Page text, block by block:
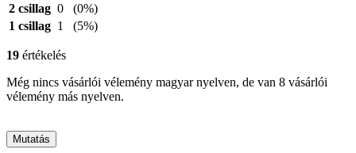
2 csillag 0
(0%)
1 csillag 1 (5%)
19 értékelés
Még nincs vásárlói vélemény magyar nyelven, de van 8 vásárlói
vélemény más nyelven.
Mutatás